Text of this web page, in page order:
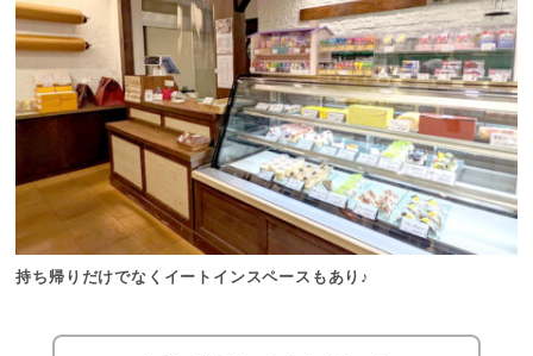
持ち帰りだけでなくイートインスペースもあり♪